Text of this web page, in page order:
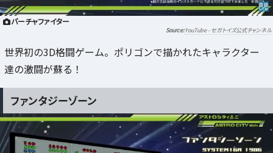
バーチャファイター
YouTube - セガトイズ公式チャンネル
世界初の3D格闘ゲーム。ポリゴンで描かれたキャラクター
達の激闘が蘇る！
ファンタジーゾーン